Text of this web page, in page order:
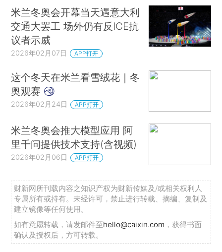
米兰冬奥会开幕当天遇意大利
交通大罢工 场外仍有反ICE抗
议者示威
2026年02月07日 APP打开
这个冬天在米兰看雪绒花｜冬
奥观赛
2026年02月24日 APP打开
米兰冬奥会推大模型应用 阿
里千问提供技术支持(含视频)
2026年02月06日 APP打开
财新网所刊载内容之知识产权为财新传媒及/或相关权利人
专属所有或持有。未经许可，禁止进行转载、摘编、复制及
建立镜像等任何使用。
如有意愿转载，请发邮件至hello@caixin.com ，获得书面
确认及授权后，方可转载。